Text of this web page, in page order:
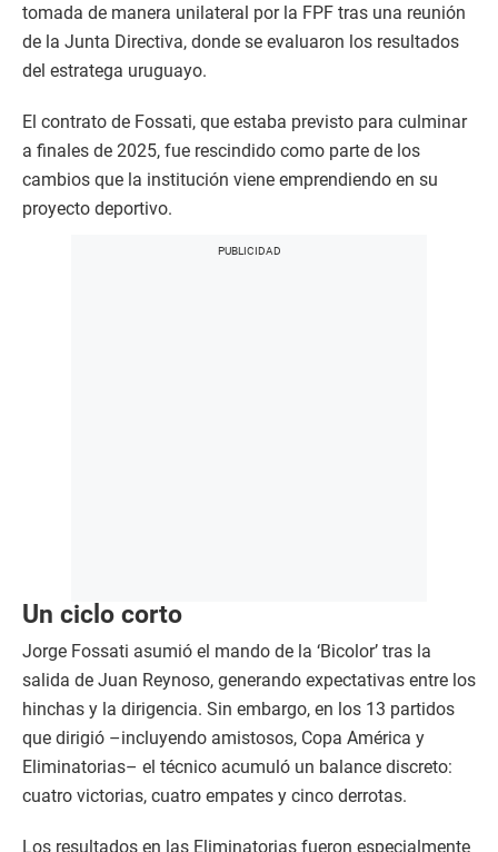
tomada de manera unilateral por la FPF tras una reunión
de la Junta Directiva, donde se evaluaron los resultados
del estratega uruguayo.
El contrato de Fossati, que estaba previsto para culminar
a finales de 2025, fue rescindido como parte de los
cambios que la institución viene emprendiendo en su
proyecto deportivo.
Un ciclo corto
Jorge Fossati asumió el mando de la ‘Bicolor’ tras la
salida de Juan Reynoso, generando expectativas entre los
hinchas y la dirigencia. Sin embargo, en los 13 partidos
que dirigió –incluyendo amistosos, Copa América y
Eliminatorias– el técnico acumuló un balance discreto:
cuatro victorias, cuatro empates y cinco derrotas.
Los resultados en las Eliminatorias fueron especialmente